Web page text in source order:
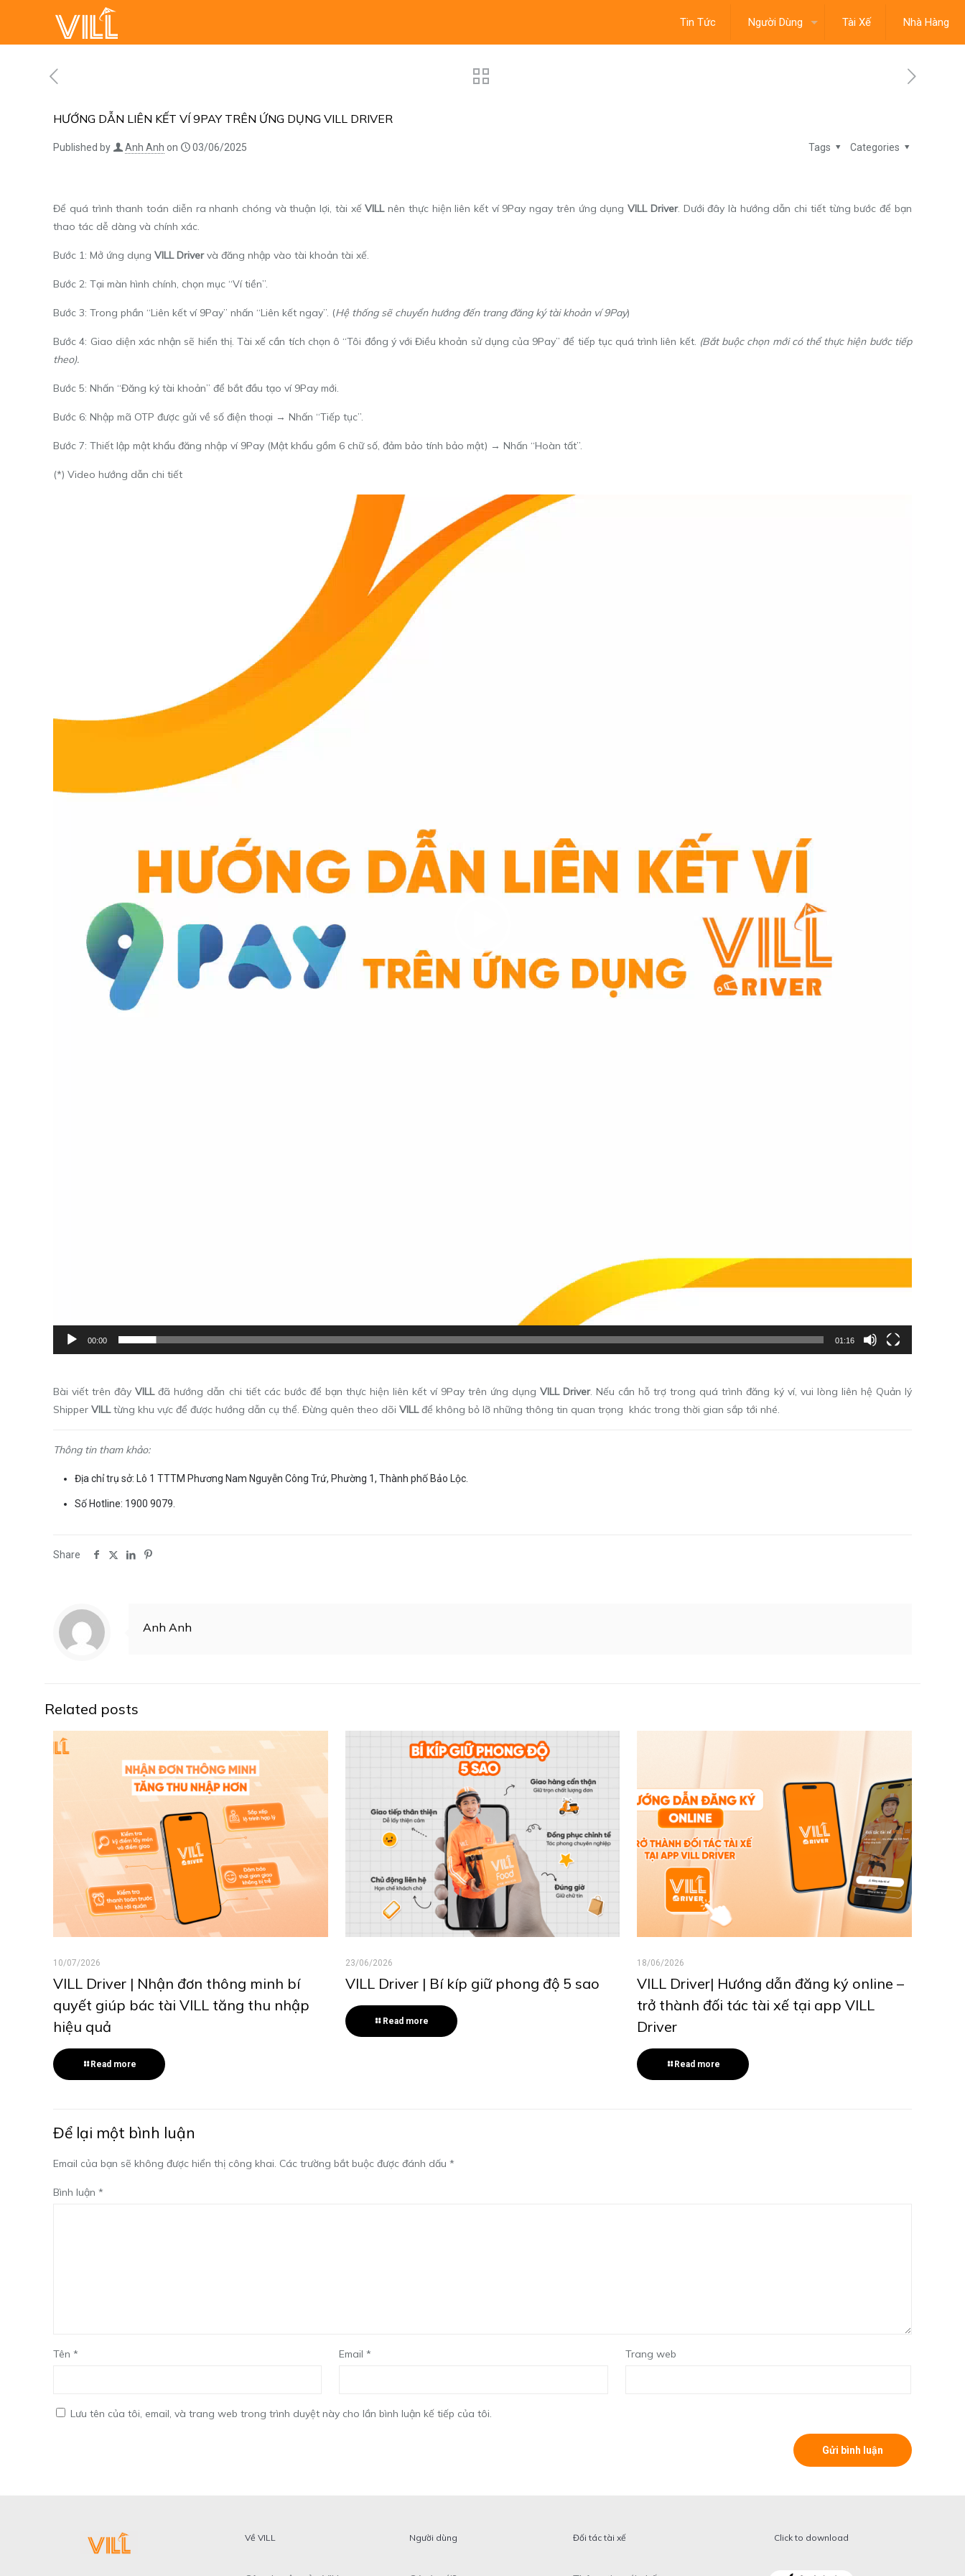
Tin Tức Người Dùng Tài Xế Nhà Hàng
HƯỚNG DẪN LIÊN KẾT VÍ 9PAY TRÊN ỨNG DỤNG VILL DRIVER
Published by Anh Anh on 03/06/2025 Categories
Tags
Để quá trình thanh toán diễn ra nhanh chóng và thuận lợi, tài xếVILLnên thực hiện liên kết ví 9Pay ngay trên ứng dụngVILL Driver. Dưới đây là hướng dẫn chi tiết từng bước để bạn
thao tác dễ dàng và chính xác.
Bước 1: Mở ứng dụngVILL Drivervà đăng nhập vào tài khoản tài xế.
Bước 2: Tại màn hình chính, chọn mục “Ví tiền”.
Bước 3: Trong phần “Liên kết ví 9Pay” nhấn “Liên kết ngay”. (Hệ thống sẽ chuyển hướng đến trang đăng ký tài khoản ví 9Pay)
Bước 4: Giao diện xác nhận sẽ hiển thị. Tài xế cần tích chọn ô “Tôi đồng ý với Điều khoản sử dụng của 9Pay” để tiếp tục quá trình liên kết. (Bắt buộc chọn mới có thể thực hiện bước tiếp
theo).
Bước 5: Nhấn “Đăng ký tài khoản” để bắt đầu tạo ví 9Pay mới.
Bước 6: Nhập mã OTP được gửi về số điện thoại → Nhấn “Tiếp tục”.
Bước 7: Thiết lập mật khẩu đăng nhập ví 9Pay (Mật khẩu gồm 6 chữ số, đảm bảo tính bảo mật) → Nhấn “Hoàn tất”.
(*) Video hướng dẫn chi tiết
00:00 01:16
Bài viết trên đâyVILLđã hướng dẫn chi tiết các bước để bạn thực hiện liên kết ví 9Pay trên ứng dụngVILL Driver. Nếu cần hỗ trợ trong quá trình đăng ký ví, vui lòng liên hệ Quản lý
ShipperVILLtừng khu vực để được hướng dẫn cụ thể. Đừng quên theo dõiVILL để không bỏ lỡ những thông tin quan trọng khác trong thời gian sắp tới nhé.
Thông tin tham khảo:
Địa chỉ trụ sở: Lô 1 TTTM Phương Nam Nguyễn Công Trứ, Phường 1, Thành phố Bảo Lộc.
Số Hotline: 1900 9079.
Share
Anh Anh
Related posts
10/07/2026
VILL Driver | Nhận đơn thông minh bí
quyết giúp bác tài VILL tăng thu nhập
hiệu quả
Read more
23/06/2026
VILL Driver | Bí kíp giữ phong độ 5 sao
Read more
18/06/2026
VILL Driver| Hướng dẫn đăng ký online –
trở thành đối tác tài xế tại app VILL
Driver
Read more
Để lại một bình luận
Email của bạn sẽ không được hiển thị công khai. Các trường bắt buộc được đánh dấu *
Bình luận *
Tên * Email* Trang web
Lưu tên của tôi, email, và trang web trong trình duyệt này cho lần bình luận kế tiếp của tôi.
Về VILL Người dùng Đối tác tài xế Click to download